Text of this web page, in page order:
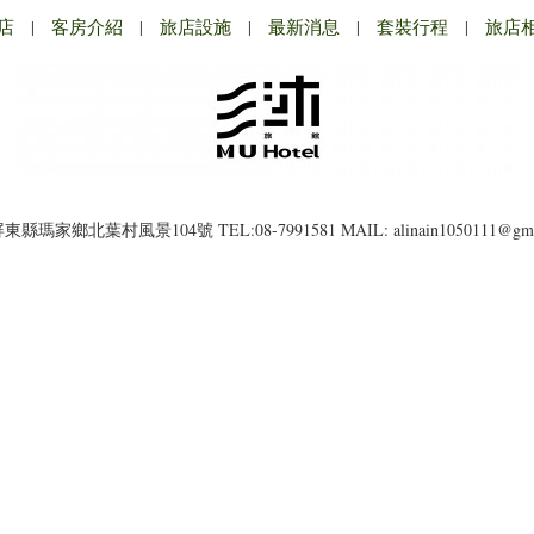
| 客房介紹 | 旅店設施 | 最新消息 | 套裝行程 | 旅店
東縣瑪家鄉北葉村風景104號 TEL:08-7991581 MAIL: